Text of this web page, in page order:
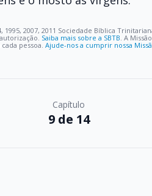
1995, 2007, 2011 Sociedade Bíblica
Saiba mais sobre a SBTB . A
pessoa. Ajude-nos a cumprir nossa
Capítulo
9 de 14